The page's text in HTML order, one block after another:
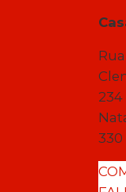
330